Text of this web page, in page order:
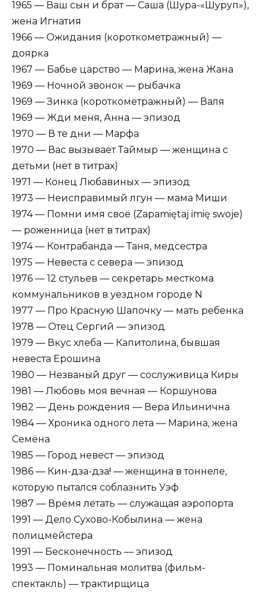
1965 — Ваш сын и брат — Саша (Шура-«Шуруп»),
жена Игнатия
1966 — Ожидания (короткометражный) —
доярка
1967 — Бабье царство — Марина, жена Жана
1969 — Ночной звонок — рыбачка
1969 — Зинка (короткометражный) — Валя
1969 — Жди меня, Анна — эпизод
1970 — В те дни — Марфа
1970 — Вас вызывает Таймыр — женщина с
детьми (нет в титрах)
1971 — Конец Любавиных — эпизод
1973 — Неисправимый лгун — мама Миши
1974 — Помни имя своё (Zapamiętaj imię swoje)
— роженница (нет в титрах)
1974 — Контрабанда — Таня, медсестра
1975 — Невеста с севера — эпизод
1976 — 12 стульев — секретарь месткома
коммунальников в уездном городе N
1977 — Про Красную Шапочку — мать ребенка
1978 — Отец Сергий — эпизод
1979 — Вкус хлеба — Капитолина, бывшая
невеста Ерошина
1980 — Незваный друг — сослуживица Киры
1981 — Любовь моя вечная — Коршунова
1982 — День рождения — Вера Ильинична
1984 — Хроника одного лета — Марина, жена
Семёна
1985 — Город невест — эпизод
1986 — Кин-дза-дза! — женщина в тоннеле,
которую пытался соблазнить Уэф
1987 — Время летать — служащая аэропорта
1991 — Дело Сухово-Кобылина — жена
полицмейстера
1991 — Бесконечность — эпизод
1993 — Поминальная молитва (фильм-
спектакль) — трактирщица